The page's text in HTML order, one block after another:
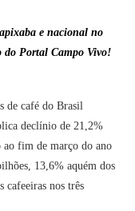
e nacional no
do Portal Campo Vivo!
de café do Brasil
declínio de 21,2%
ao fim de março do ano
13,6% aquém dos
cafeeiras nos três